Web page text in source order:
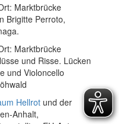
Marktbrücke
Brigitte Perroto,
Marktbrücke
und Risse. Lücken
und Violoncello
Hellrot und der
Anhalt,